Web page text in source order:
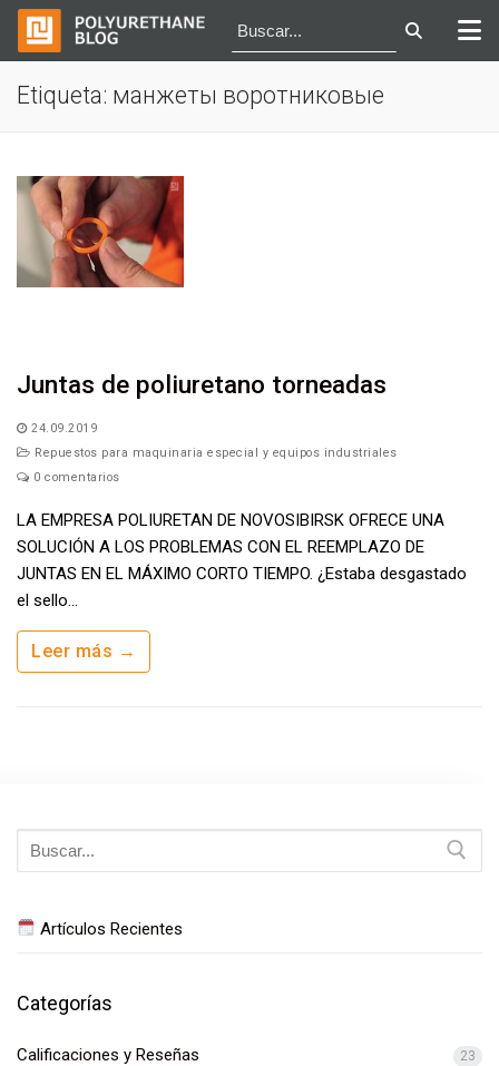
Etiqueta: манжеты воротниковые
Juntas de poliuretano torneadas
24.09.2019
Repuestos para maquinaria especial y equipos industriales
0 comentarios
LA EMPRESA POLIURETAN DE NOVOSIBIRSK OFRECE UNA
SOLUCIÓN A LOS PROBLEMAS CON EL REEMPLAZO DE
JUNTAS EN EL MÁXIMO CORTO TIEMPO. ¿Estaba desgastado
el sello…
Leer más →
Buscar:
Artículos Recientes
Categorías
Calificaciones y Reseñas 23